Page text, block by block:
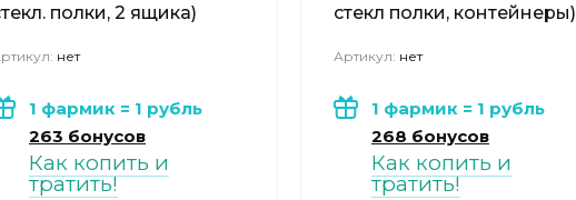
полки, 2 ящика)
нет
1 фармик = 1 рубль
263 бонусов
Как копить и
тратить!
стекл полки, контейнеры)
Артикул: нет
1 фармик = 1 рубль
268 бонусов
Как копить и
тратить!